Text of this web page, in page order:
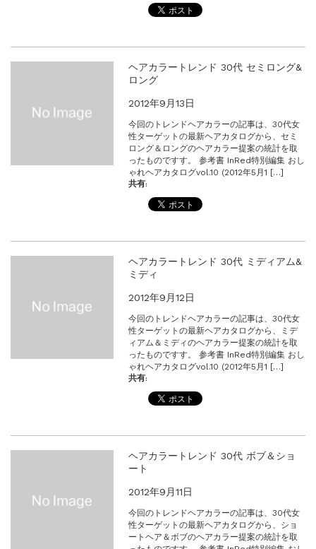
ヘアカラートレンド 30代 セミロング&
ロング
2012年9月13日
今回のトレンドヘアカラーの記事は、30代女
性ターゲットの最新ヘアカタログから、セミ
ロング＆ロングのヘアカラー提案の統計を取
ったものですす。 参考書 InRed特別編集 おし
ゃれヘアカタログvol.10 (2012年5月1 […]
共有:
ヘアカラートレンド 30代 ミディアム&
ミディ
2012年9月12日
今回のトレンドヘアカラーの記事は、30代女
性ターゲットの最新ヘアカタログから、ミデ
ィアム＆ミディのヘアカラー提案の統計を取
ったものですす。 参考書 InRed特別編集 おし
ゃれヘアカタログvol.10 (2012年5月1 […]
共有:
ヘアカラートレンド 30代 ボブ＆ショ
ート
2012年9月11日
今回のトレンドヘアカラーの記事は、30代女
性ターゲットの最新ヘアカタログから、ショ
ートヘア＆ボブのヘアカラー提案の統計を取